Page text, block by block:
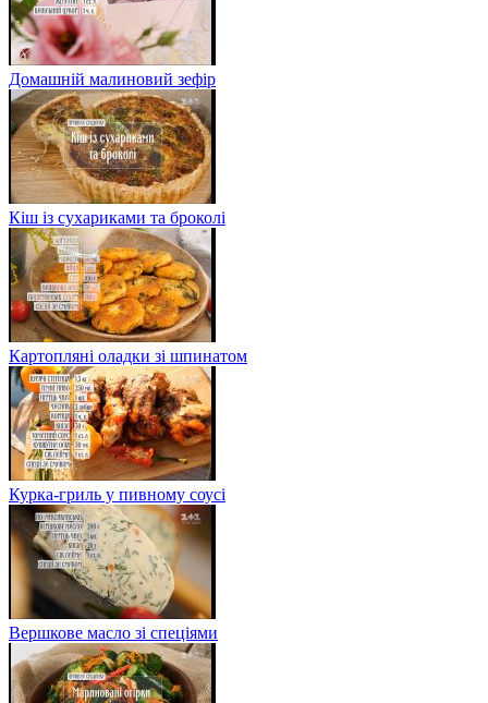
Домашній малиновий зефір
Кіш із сухариками та броколі
Картопляні оладки зі шпинатом
Курка-гриль у пивному соусі
Вершкове масло зі спеціями